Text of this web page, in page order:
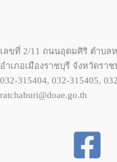
เลขที่ 2/11 ถนนอุดมศิริ ตำบล
อำเภอเมืองราชบุรี จังหวัดราช
032-315404, 032-315405,
ratchaburi@doae.go.th